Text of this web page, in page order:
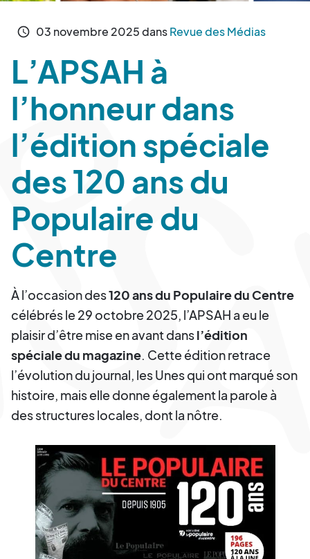
schedule 03 novembre 2025dansRevue des Médias
L’APSAH à
l’honneur dans
l’édition spéciale
des 120 ans du
Populaire du
Centre
À l’occasion des120 ans du Populaire du Centre
célébrés le 29 octobre 2025, l’APSAH a eu le
plaisir d’être mise en avant dansl’édition
spéciale du magazine. Cette édition retrace
l’évolution du journal, les Unes qui ont marqué son
histoire, mais elle donne également la parole à
des structures locales, dont la nôtre.